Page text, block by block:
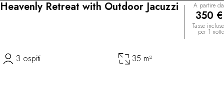
Heavenly Retreat with Outdoor Jacuzzi A partire da
350 €
Tasse incluse
per 1 notte
3 ospiti 35 m²